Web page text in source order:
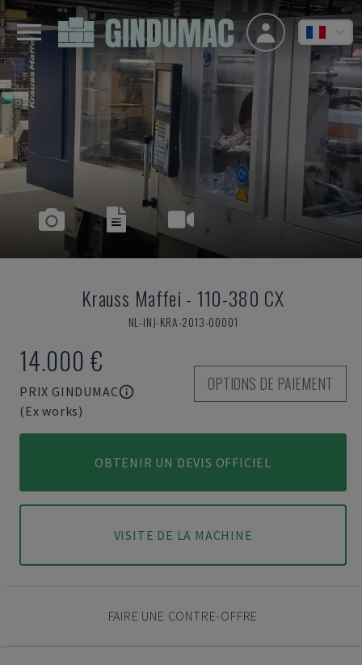
Krauss Maffei - 110-380 CX
NL-INJ-KRA-2013-00001
14.000 €
PRIX GINDUMAC
(Ex works)
OPTIONS DE PAIEMENT
OBTENIR UN DEVIS OFFICIEL
VISITE DE LA MACHINE
FAIRE UNE CONTRE-OFFRE